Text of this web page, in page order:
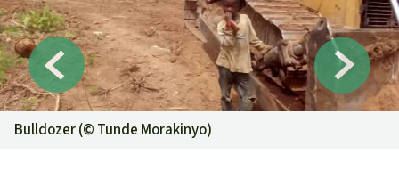
Peticiones
Proyectos
Informaciones
Tu donación ayuda
Donación general
Urgen donaciones
Bulldozer (© Tunde Morakinyo)